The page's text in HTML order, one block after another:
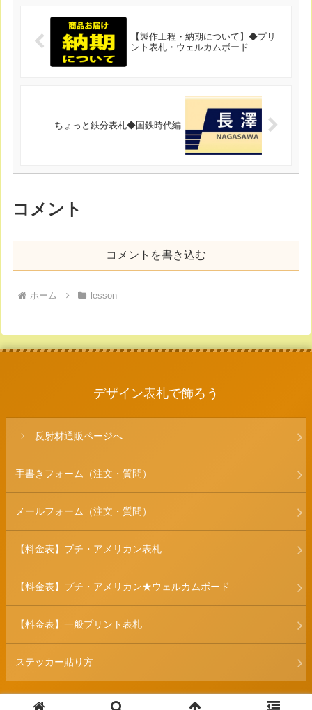
【製作工程・納期について】◆プリ
ント表札・ウェルカムボード
ちょっと鉄分表札◆国鉄時代編
コメント
コメントを書き込む
ホーム lesson
デザイン表札で飾ろう
⇒ 反射材通販ページへ
手書きフォーム（注文・質問）
メールフォーム（注文・質問）
【料金表】プチ・アメリカン表札
【料金表】プチ・アメリカン★ウェルカムボード
【料金表】一般プリント表札
ステッカー貼り方